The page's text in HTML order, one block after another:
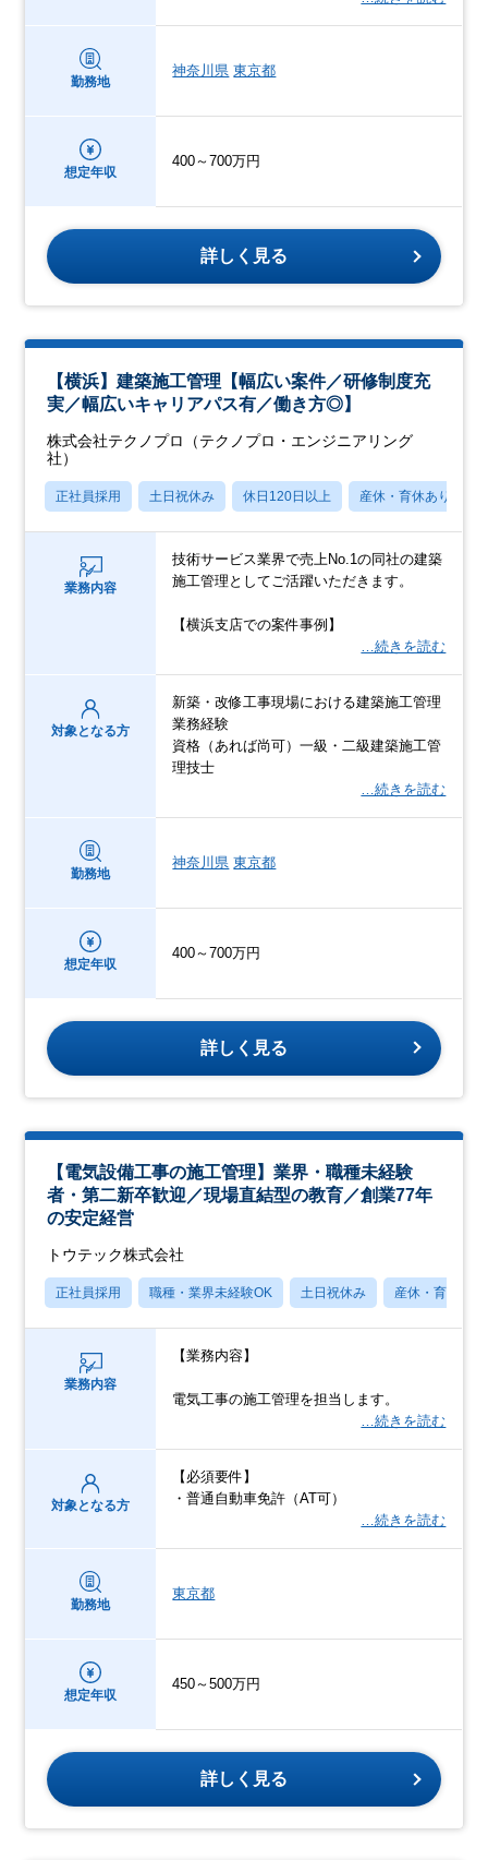
勤務地
神奈川県 東京都
想定年収
400～700万円
詳しく見る
【横浜】建築施工管理【幅広い案件／研修制度充
実／幅広いキャリアパス有／働き方◎】
株式会社テクノプロ（テクノプロ・エンジニアリング
社）
正社員採用 土日祝休み 休日120日以上 産休・育休あり
業務内容
技術サービス業界で売上No.1の同社の建築
施工管理としてご活躍いただきます。
【横浜支店での案件事例】
…続きを読む
対象となる方
新築・改修工事現場における建築施工管理
業務経験
資格（あれば尚可）一級・二級建築施工管
理技士
…続きを読む
勤務地
神奈川県 東京都
想定年収
400～700万円
詳しく見る
【電気設備工事の施工管理】業界・職種未経験
者・第二新卒歓迎／現場直結型の教育／創業77年
の安定経営
トウテック株式会社
正社員採用 職種・業界未経験OK 土日祝休み 産休・育休あり
業務内容
【業務内容】
電気工事の施工管理を担当します。
…続きを読む
対象となる方
【必須要件】
・普通自動車免許（AT可）
…続きを読む
勤務地
東京都
想定年収
450～500万円
詳しく見る